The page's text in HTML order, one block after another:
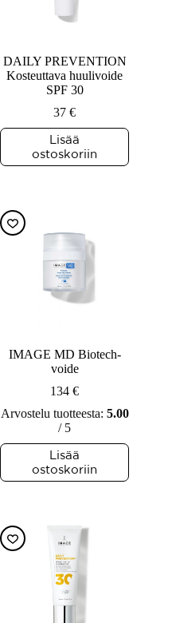
DAILY PREVENTION
Kosteuttava huulivoide
SPF 30
37€
Lisää
ostoskoriin
IMAGE MD Biotech-
voide
134€
Arvostelu tuotteesta: 5.00
/ 5
Lisää
ostoskoriin